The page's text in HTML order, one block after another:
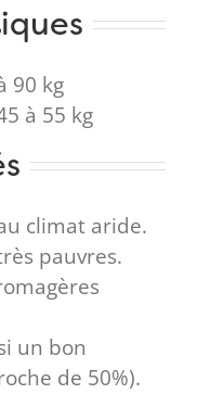
90 kg
à 55 kg
climat aride.
pauvres.
un bon
de 50%).